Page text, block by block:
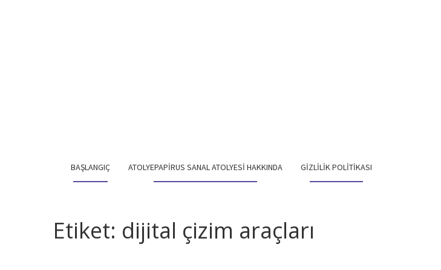
BAŞLANGIÇ ATOLYEPAPIRUS SANAL ATOLYESI HAKKINDA GIZLILIK POLITIKASI
Etiket: dijital çizim araçları